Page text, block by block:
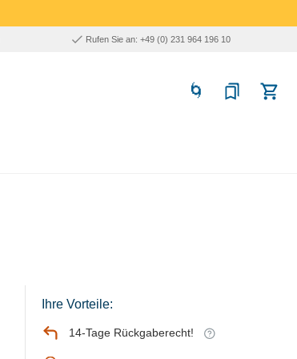
Rufen Sie an: +49 (0) 231 964 196 10
Ihre Vorteile:
14-Tage Rückgaberecht!